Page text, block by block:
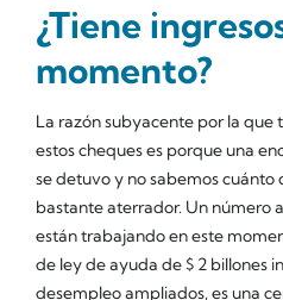
¿Tiene
momento?
La razón subyacente por la que
estos cheques es porque una
se detuvo y no sabemos cuánto
bastante aterrador. Un número
están trabajando en este
de ley de ayuda de $ 2 billones
desempleo ampliados, es una